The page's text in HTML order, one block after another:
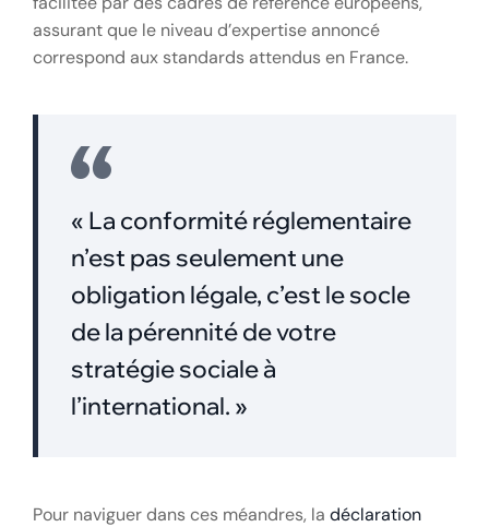
assurant que le niveau d’expertise annoncé
correspond aux standards attendus en France.
« La conformité réglementaire
n’est pas seulement une
obligation légale, c’est le socle
de la pérennité de votre
stratégie sociale à
l’international. »
Pour naviguer dans ces méandres, la déclaration